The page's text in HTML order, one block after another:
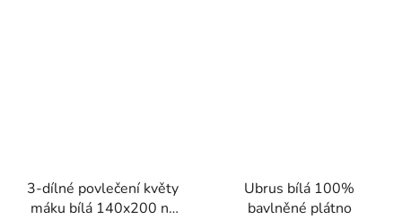
3-dílné povlečení květy
máku bílá 140x200 na
Ubrus bílá 100%
bavlněné plátno